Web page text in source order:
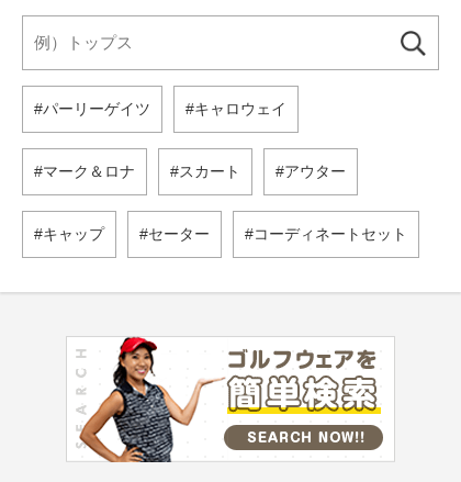
パーリーゲイツ キャロウェイ
マーク＆ロナ スカート アウター
キャップ セーター コーディネートセット